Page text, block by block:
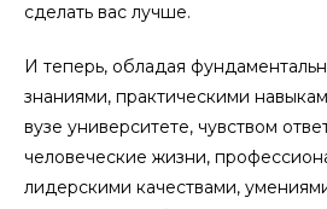
сделать вас лучше.
И теперь, обладая
знаниями, практическими
вузе университете, чувством
человеческие жизни,
лидерскими качествами,